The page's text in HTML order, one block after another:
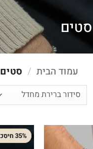
סטים
עמוד הבית / סטים
35% חיסכון